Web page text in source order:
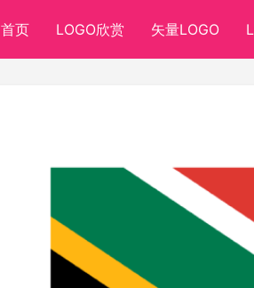
首页 LOGO欣赏 矢量LOGO